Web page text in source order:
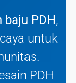
PDH,
untuk
PDH